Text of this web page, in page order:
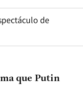
de
que Putin